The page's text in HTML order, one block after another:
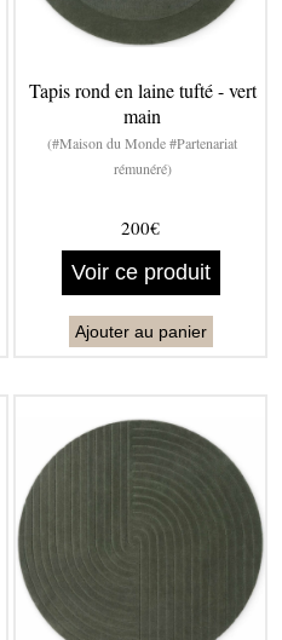
Tapis rond en laine tufté - vert
main
(#Maison du Monde #Partenariat
rémunéré)
200€
Voir ce produit
Ajouter au panier